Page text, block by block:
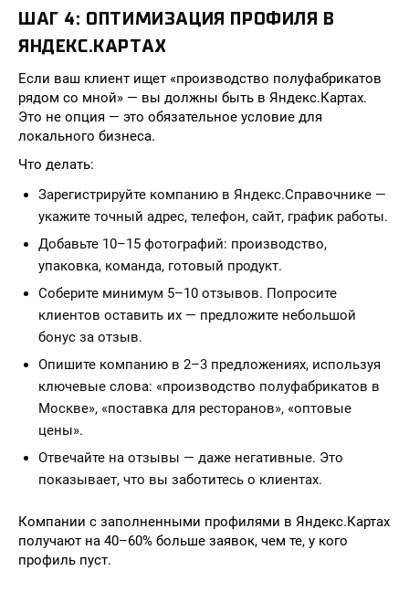
ШАГ 4: ОПТИМИЗАЦИЯ ПРОФИЛЯ В
ЯНДЕКС.КАРТАХ
Если ваш клиент ищет «производство полуфабрикатов
рядом со мной» — вы должны быть в Яндекс.Картах.
Это не опция — это обязательное условие для
локального бизнеса.
Что делать:
Зарегистрируйте компанию в Яндекс.Справочнике —
укажите точный адрес, телефон, сайт, график работы.
Добавьте 10–15 фотографий: производство,
упаковка, команда, готовый продукт.
Соберите минимум 5–10 отзывов. Попросите
клиентов оставить их — предложите небольшой
бонус за отзыв.
Опишите компанию в 2–3 предложениях, используя
ключевые слова: «производство полуфабрикатов в
Москве», «поставка для ресторанов», «оптовые
цены».
Отвечайте на отзывы — даже негативные. Это
показывает, что вы заботитесь о клиентах.
Компании с заполненными профилями в Яндекс.Картах
получают на 40–60% больше заявок, чем те, у кого
профиль пуст.